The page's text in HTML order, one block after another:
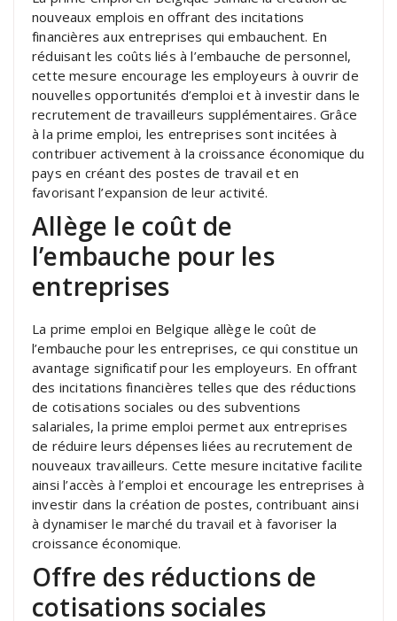
nouveaux emplois en offrant des incitations
financières aux entreprises qui embauchent. En
réduisant les coûts liés à l’embauche de personnel,
cette mesure encourage les employeurs à ouvrir de
nouvelles opportunités d’emploi et à investir dans le
recrutement de travailleurs supplémentaires. Grâce
à la prime emploi, les entreprises sont incitées à
contribuer activement à la croissance économique du
pays en créant des postes de travail et en
favorisant l’expansion de leur activité.
Allège le coût de
l’embauche pour les
entreprises
La prime emploi en Belgique allège le coût de
l’embauche pour les entreprises, ce qui constitue un
avantage significatif pour les employeurs. En offrant
des incitations financières telles que des réductions
de cotisations sociales ou des subventions
salariales, la prime emploi permet aux entreprises
de réduire leurs dépenses liées au recrutement de
nouveaux travailleurs. Cette mesure incitative facilite
ainsi l’accès à l’emploi et encourage les entreprises à
investir dans la création de postes, contribuant ainsi
à dynamiser le marché du travail et à favoriser la
croissance économique.
Offre des réductions de
cotisations sociales